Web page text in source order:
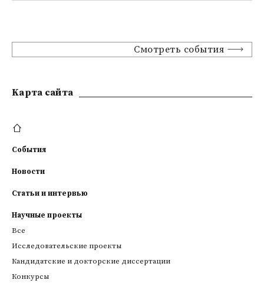
Смотреть события
Kарта сайта
События
Новости
Статьи и интервью
Научные проекты
Все
Исследовательские проекты
Кандидатские и докторские диссертации
Конкурсы